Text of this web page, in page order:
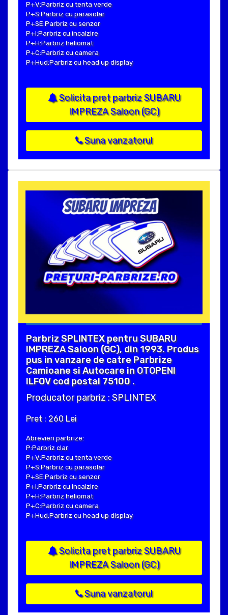
P+V:Parbriz cu tenta verde
P+S:Parbriz cu parasolar
P+SE:Parbriz cu senzor
P+I:Parbriz cu incalzire
P+H:Parbriz heliomat
P+C:Parbriz cu camera
P+Hud:Parbriz cu head up display
Solicita pret parbriz SUBARU
IMPREZA Saloon (GC)
Suna vanzatorul
Parbriz SPLINTEX pentru SUBARU
IMPREZA Saloon (GC), din 1993. Produs
pus in vanzare de catre Parbrize
Camioane si Autocare in OTOPENI
ILFOV cod postal 75100 .
Producator parbriz : SPLINTEX
Pret : 260 Lei
Abrevieri parbrize:
P:Parbriz clar
P+V:Parbriz cu tenta verde
P+S:Parbriz cu parasolar
P+SE:Parbriz cu senzor
P+I:Parbriz cu incalzire
P+H:Parbriz heliomat
P+C:Parbriz cu camera
P+Hud:Parbriz cu head up display
Solicita pret parbriz SUBARU
IMPREZA Saloon (GC)
Suna vanzatorul